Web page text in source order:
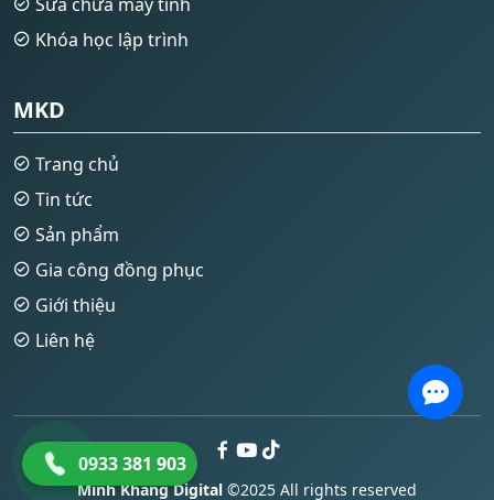
Khóa học lập trình
MKD
Trang chủ
Tin tức
Sản phẩm
Gia công đồng phục
Giới thiệu
Liên hệ
Minh Khang Digital ©2025 All rights reserved
0933 381 903